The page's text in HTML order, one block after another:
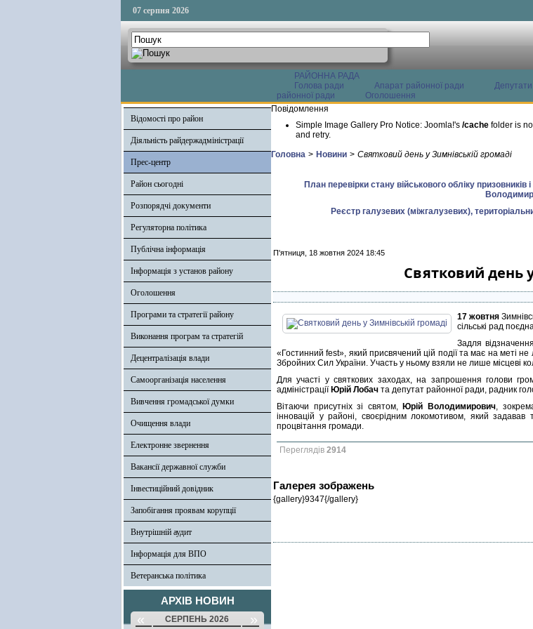
07 серпня 2026
РАЙОННА РАДА
Голова ради
Апарат районної ради
районної ради
Оголошення
Відомості про район
Діяльність райдержадміністрації
Прес-центр
Район сьогодні
Розпорядчі документи
Регуляторна політика
Публічна інформація
Інформація з установ району
Оголошення
Програми та стратегії району
Виконання програм та стратегій
Децентралізація влади
Самоорганізація населення
Вивчення громадської думки
Очищення влади
Електронне звернення
Вакансії державної служби
Інвестиційний довідник
Запобігання проявам корупції
Внутрішній аудит
Інформація для ВПО
Ветеранська політика
АРХІВ НОВИН
« СЕРПЕНЬ 2026 »
Повідомлення
Simple Image Gallery Pro Notice: Joomla!'s /cache folder is
and retry.
Головна > Новини > Святковий день у Зимнівській громаді
План перевірки стану військового обліку
Реєстр галузевих (міжгалузевих),
П'ятниця, 18 жовтня 2024 18:45
Святковий день
17 жовтня
сільські рад
Задля
«Гостинний fest», який присвячений цій події та має на меті
Збройних Сил України. Участь у ньому взяли не лише місцеві
Для участі у святкових заходах, на запрошення голови
адміністрації Юрій Лобач та депутат районної ради, радник
Вітаючи присутніх зі святом, Юрій Володимирович,
інновацій у районі, своєрідним локомотивом, який
процвітання громади.
Переглядів 2914
Галерея зображень
{gallery}9347{/gallery}